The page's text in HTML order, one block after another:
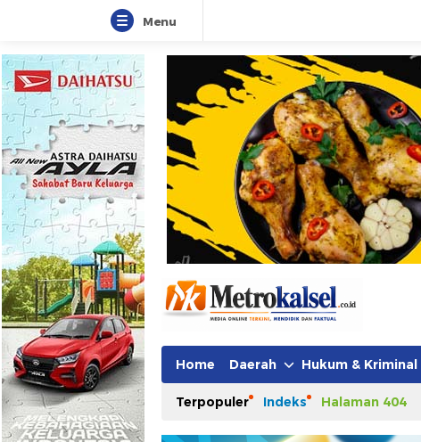
Menu
Home Daerah Hukum & Kriminal
Terpopuler Indeks Halaman 404